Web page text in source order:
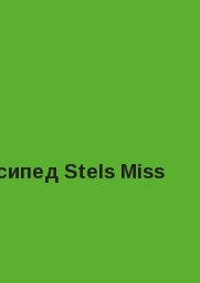
Stels Miss